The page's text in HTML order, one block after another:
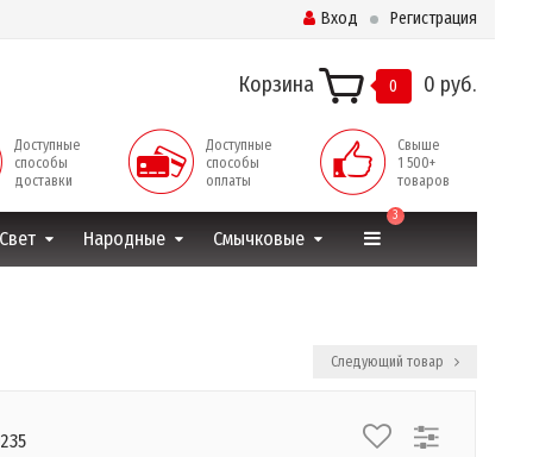
Вход Регистрация
Корзина 0 0 руб.
Доступные
способы
доставки
Доступные
способы
оплаты
Свыше
1 500+
товаров
Свет Народные Смычковые
3
Следующий товар